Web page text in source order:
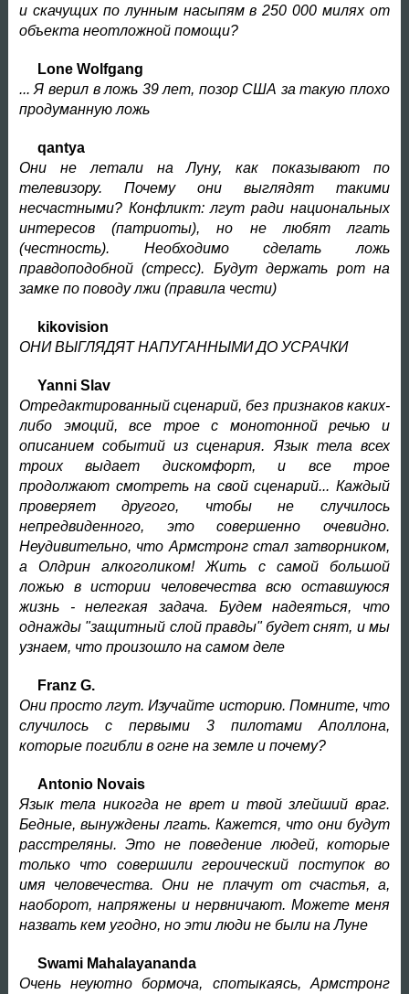
и скачущих по лунным насыпям в 250 000 милях от
объекта неотложной помощи?
Lone Wolfgang
... Я верил в ложь 39 лет, позор США за такую плохо
продуманную ложь
qantya
Они не летали на Луну, как показывают по
телевизору. Почему они выглядят такими
несчастными? Конфликт: лгут ради национальных
интересов (патриоты), но не любят лгать
(честность). Необходимо сделать ложь
правдоподобной (стресс). Будут держать рот на
замке по поводу лжи (правила чести)
kikovision
ОНИ ВЫГЛЯДЯТ НАПУГАННЫМИ ДО УСРАЧКИ
Yanni Slav
Отредактированный сценарий, без признаков каких-
либо эмоций, все трое с монотонной речью и
описанием событий из сценария. Язык тела всех
троих выдает дискомфорт, и все трое
продолжают смотреть на свой сценарий... Каждый
проверяет другого, чтобы не случилось
непредвиденного, это совершенно очевидно.
Неудивительно, что Армстронг стал затворником,
а Олдрин алкоголиком! Жить с самой большой
ложью в истории человечества всю оставшуюся
жизнь - нелегкая задача. Будем надеяться, что
однажды "защитный слой правды" будет снят, и мы
узнаем, что произошло на самом деле
Franz G.
Они просто лгут. Изучайте историю. Помните, что
случилось с первыми 3 пилотами Аполлона,
которые погибли в огне на земле и почему?
Antonio Novais
Язык тела никогда не врет и твой злейший враг.
Бедные, вынуждены лгать. Кажется, что они будут
расстреляны. Это не поведение людей, которые
только что совершили героический поступок во
имя человечества. Они не плачут от счастья, а,
наоборот, напряжены и нервничают. Можете меня
назвать кем угодно, но эти люди не были на Луне
Swami Mahalayananda
Очень неуютно бормоча, спотыкаясь, Армстронг